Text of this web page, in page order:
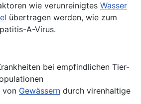
wie verunreinigtes Wasser
übertragen werden, wie zum
A-Virus.
bei empfindlichen Tier-
von Gewässern durch virenhaltige